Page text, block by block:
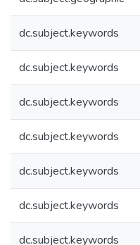
dc.subject.keywords
dc.subject.keywords
dc.subject.keywords
dc.subject.keywords
dc.subject.keywords
dc.subject.keywords
dc.subject.keywords